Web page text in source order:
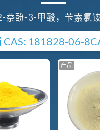
萘酚-3-甲酸，苄索氯
CAS: 181828-06-8
产品